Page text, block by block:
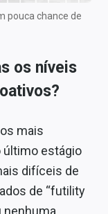
pouca chance de
os níveis
mais
último estágio
difíceis de
de “futility
nenhuma